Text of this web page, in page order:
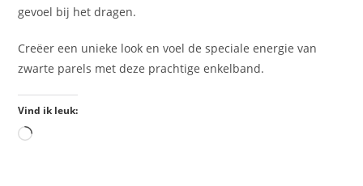
gevoel bij het dragen.
Creëer een unieke look en voel de speciale energie van
zwarte parels met deze prachtige enkelband.
Vind ik leuk: